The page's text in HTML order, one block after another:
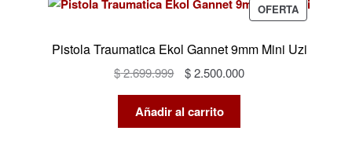
OFERTA
EN
Pistola Traumatica Ekol Gannet 9mm Mini Uzi
$2.699.999
El
original
era:
$2.500.000El
Añadir al carrito